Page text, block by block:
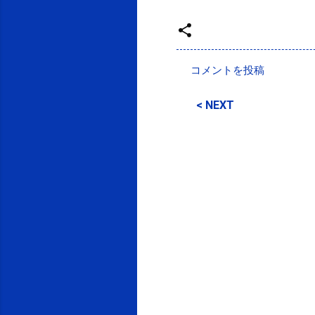
メ
コメントを投稿
< NEXT